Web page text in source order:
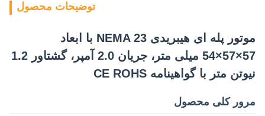
توضیحات محصول
موتور پله ای هیبریدی NEMA 23 با ابعاد
57×57×54 میلی متر، جریان 2.0 آمپر، گشتاور 1.2
نیوتن متر با گواهینامه CE ROHS
مرور کلی محصول